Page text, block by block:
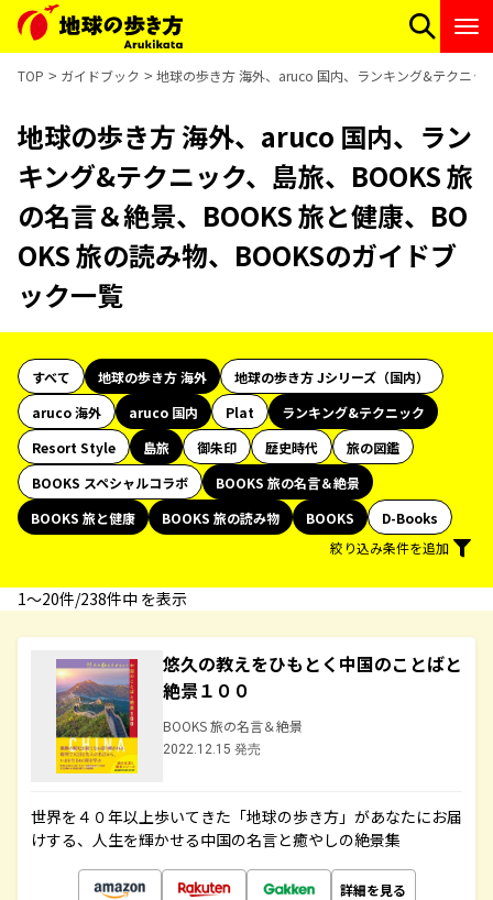
TOP ガイドブック 地球の歩き方 海外、aruco 国内、ランキング&テクニッ
地球の歩き方 海外、aruco 国内、ラン
キング&テクニック、島旅、BOOKS 旅
の名言＆絶景、BOOKS 旅と健康、BO
OKS 旅の読み物、BOOKSのガイドブ
ック一覧
すべて 地球の歩き方 海外
地球の歩き方 Jシリーズ（国内）
aruco 海外
aruco 国内 Plat
ランキング&テクニック
Resort Style
島旅 御朱印 歴史時代
旅の図鑑
BOOKS スペシャルコラボ
BOOKS 旅の名言＆絶景
BOOKS 旅と健康
BOOKS 旅の読み物 BOOKS
D-Books
絞り込み条件を追加
1〜20件/238件中 を表示
悠久の教えをひもとく中国のことばと
絶景１００
BOOKS 旅の名言＆絶景
2022.12.15 発売
世界を４０年以上歩いてきた「地球の歩き方」があなたにお届
けする、人生を輝かせる中国の名言と癒やしの絶景集
詳細を見る